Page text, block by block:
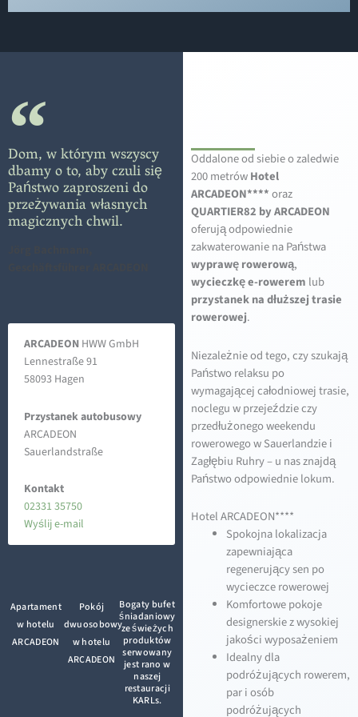
Dom, w którym wszyscy
dbamy o to, aby czuli się
Państwo zaproszeni do
przeżywania własnych
magicznych chwil.
ARCADEON HWW GmbH
Lennestraße 91
58093 Hagen
Przystanek autobusowy
ARCADEON
Sauerlandstraße
Kontakt
02331 35750
Wyślij e-mail
Apartament
w hotelu
ARCADEON
Pokój
dwuosobowy
w hotelu
ARCADEON
Bogaty bufet
śniadaniowy
ze świeżych
produktów
serwowany
jest rano w
naszej
restauracji
KARLs.
Oddalone od siebie o zaledwie
200 metrówHotel
ARCADEON****oraz
QUARTIER82 by ARCADEON
oferują odpowiednie
zakwaterowanie na Państwa
wyprawę rowerową,
wycieczkę e-rowerem lub
przystanek na dłuższej trasie
rowerowej.
Niezależnie od tego, czy szukają
Państwo relaksu po
wymagającej całodniowej trasie,
noclegu w przejeździe czy
przedłużonego weekendu
rowerowego w Sauerlandzie i
Zagłębiu Ruhry – u nas znajdą
Państwo odpowiednie lokum.
Hotel ARCADEON****
Spokojna lokalizacja
zapewniająca
regenerujący sen po
wycieczce rowerowej
Komfortowe pokoje
designerskie z wysokiej
jakości wyposażeniem
Idealny dla
podróżujących rowerem,
par i osób
podróżujących